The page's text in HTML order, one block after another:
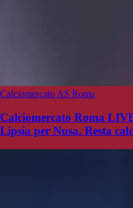
Calciomercato AS Roma
Calciomercato Roma
Lipsia per Nusa. Resta